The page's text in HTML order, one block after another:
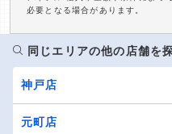
必要となる場合があります。
同じエリアの他の店舗を
神戸店
元町店